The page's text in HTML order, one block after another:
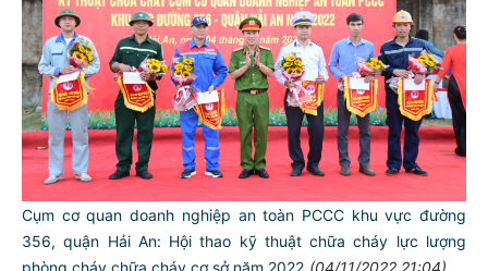
Cụm cơ quan doanh nghiệp an toàn PCCC khu vực đường
356, quận Hải An: Hội thao kỹ thuật chữa cháy lực lượng
phòng cháy chữa cháy cơ sở năm 2022 (04/11/2022 21:04)